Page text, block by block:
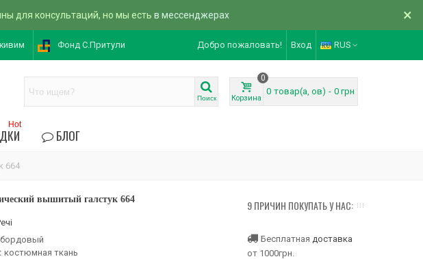
для консультаций, но мы есть в мессенджерах ×
Фонд С.Притули Добро пожаловать! Вход RUS
Поиск Корзина
0
0 товар(а, ов) - 0 грн
Hot
БЛОГ
664
вышитый галстук 664
бордовый
костюмная ткань
9 ПРИЧИН ПОКУПАТЬ У НАС:
Бесплатная доставка
от 1000грн.